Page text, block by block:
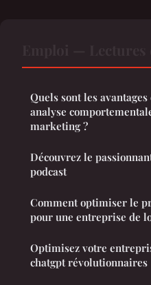
Quels sont les
analyse
marketing ?
Découvrez le
podcast
Comment optimiser le
pour une entreprise de
Optimisez votre
chatgpt révolutionnaires